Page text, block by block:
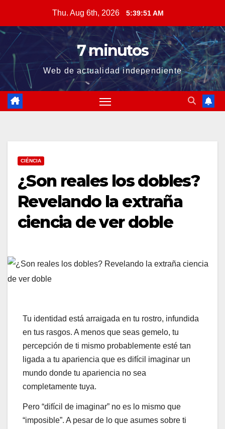
content
Thu. Aug 6th, 2026 5:39:52 AM
7 minutos
Web de actualidad independiente
CIÉNCIA
¿Son reales los dobles?
Revelando la extraña
ciencia de ver doble
Tu identidad está arraigada en tu rostro, infundida
en tus rasgos. A menos que seas gemelo, tu
percepción de ti mismo probablemente esté tan
ligada a tu apariencia que es difícil imaginar un
mundo donde tu apariencia no sea
completamente tuya.
Pero “difícil de imaginar” no es lo mismo que
“imposible”. A pesar de lo que asumes sobre ti